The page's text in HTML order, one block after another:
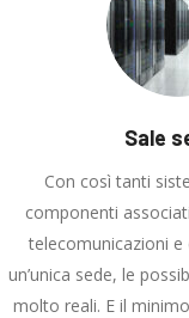
Sale
Con così tanti
componenti
telecomunicazioni e
un’unica sede, le
molto reali. E il